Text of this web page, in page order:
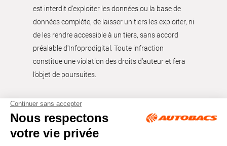
est interdit d’exploiter les données ou la base de
données complète, de laisser un tiers les exploiter, ni
de les rendre accessible à un tiers, sans accord
préalable d'Infoprodigital. Toute infraction
constitue une violation des droits d’auteur et fera
l’objet de poursuites.